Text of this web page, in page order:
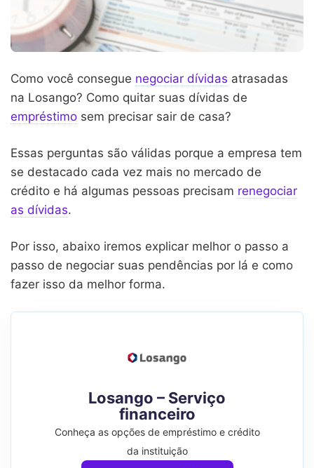
Como você consegue negociar dívidas atrasadas
na Losango? Como quitar suas dívidas de
empréstimo sem precisar sair de casa?
Essas perguntas são válidas porque a empresa tem
se destacado cada vez mais no mercado de
crédito e há algumas pessoas precisam renegociar
as dívidas.
Por isso, abaixo iremos explicar melhor o passo a
passo de negociar suas pendências por lá e como
fazer isso da melhor forma.
Losango – Serviço
financeiro
Conheça as opções de empréstimo e crédito
da instituição